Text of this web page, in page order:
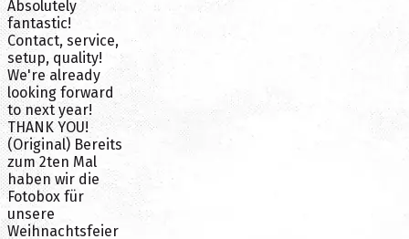
Absolutely
fantastic!
Contact, service,
setup, quality!
We're already
looking forward
to next year!
THANK YOU!
(Original) Bereits
zum 2ten Mal
haben wir die
Fotobox für
unsere
Weihnachtsfeier